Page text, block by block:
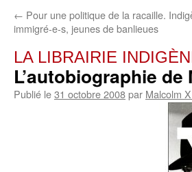
← Pour une politique de la racaille.
immigré-e-s, jeunes de banlieues
LA LIBRAIRIE
L’autobiographie de
Publié le31 octobre 2008par Malcolm